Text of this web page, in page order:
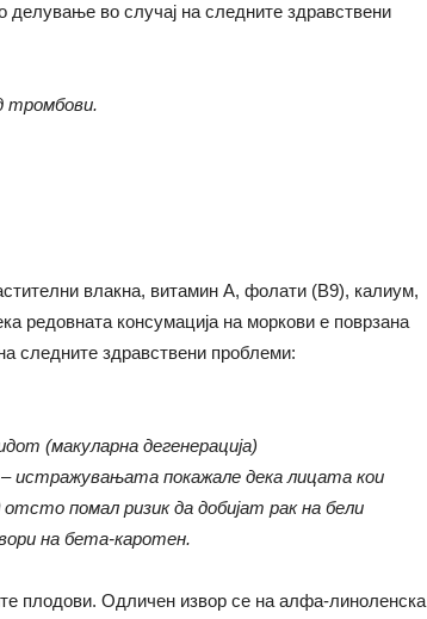
делување во случај на следните здравствени
тромбови.
влакна, витамин А, фолати (B9), калиум,
редовната консумација на моркови е поврзана
следните здравствени проблеми:
(макуларна дегенерација)
–истражувањата покажале дека лицата кои
помал ризик да добијат рак на бели
на бета-каротен.
плодови. Одличен извор се на алфа-линоленска